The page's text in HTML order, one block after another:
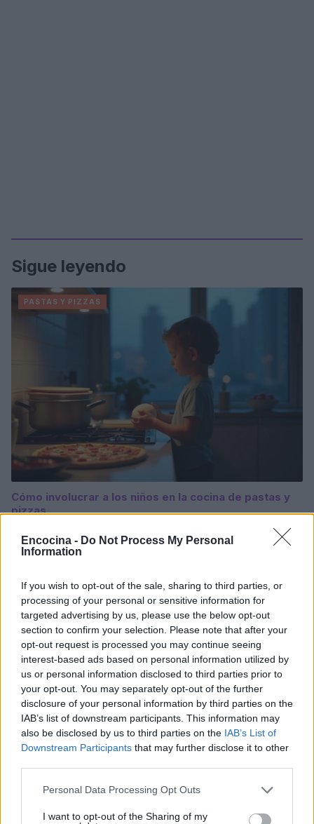
Encocina - Do Not Process My Personal
Information
If you wish to opt-out of the sale, sharing to third parties, or
processing of your personal or sensitive information for
targeted advertising by us, please use the below opt-out
section to confirm your selection. Please note that after your
opt-out request is processed you may continue seeing
interest-based ads based on personal information utilized by
us or personal information disclosed to third parties prior to
your opt-out. You may separately opt-out of the further
disclosure of your personal information by third parties on the
IAB’s list of downstream participants. This information may
also be disclosed by us to third parties on the IAB’s List of
Downstream Participants that may further disclose it to other
Please note that this website/app uses one or more Google
not limited to your visit or usage behaviour. You may click to
Personal Data Processing Opt Outs
I want to opt-out of the Sharing of my
Sigue leyendo
PASTAS Y PIZZAS
Cómo involucrar a los niños en la cocina de pastas y
pizzas
PASTAS Y PIZZAS
Cómo crear y mantener un starter para pizzas y
pastas perfectas
PASTAS Y PIZZAS